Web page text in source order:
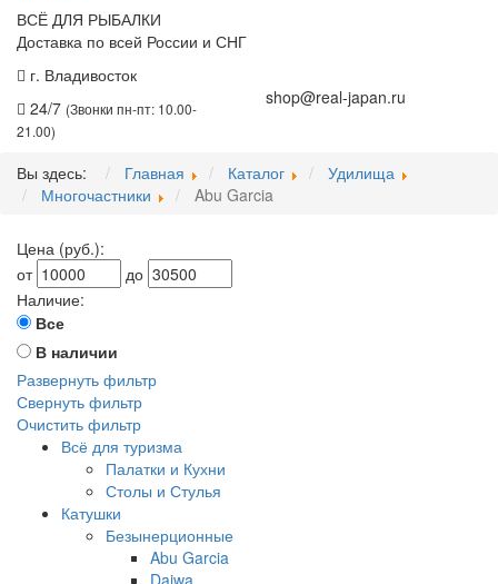
ВСЁ ДЛЯ РЫБАЛКИ
Доставка по всей России и СНГ
г. Владивосток
24/7 (Звонки пн-пт: 10.00-
21.00)
shop@real-japan.ru
Вы здесь: Главная Каталог
Удилища
Многочастники
Abu Garcia
Цена (руб.):
от
до
Наличие:
Все
В наличии
Развернуть фильтр
Свернуть фильтр
Очистить фильтр
Всё для туризма
Палатки и Кухни
Столы и Стулья
Катушки
Безынерционные
Abu Garcia
Daiwa